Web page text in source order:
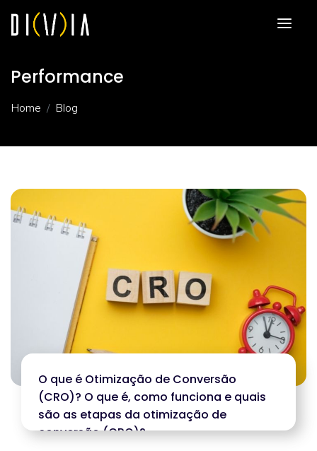
Performance
Home Blog
O que é Otimização de Conversão
(CRO)? O que é, como funciona e quais
são as etapas da otimização de
conversão (CRO)?